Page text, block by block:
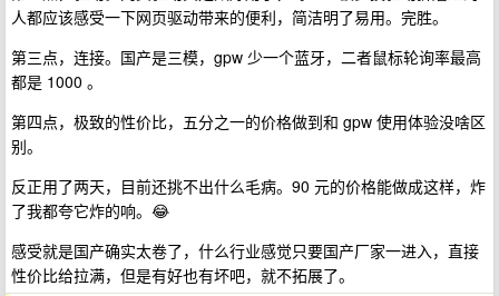
人都应该感受一下网页驱动带来的便利，简洁明了易用。完胜。
第三点，连接。国产是三模，gpw 少一个蓝牙，二者鼠标轮询率最高
都是 1000 。
第四点，极致的性价比，五分之一的价格做到和 gpw 使用体验没啥区
别。
反正用了两天，目前还挑不出什么毛病。90 元的价格能做成这样，炸
了我都夸它炸的响。😂
感受就是国产确实太卷了，什么行业感觉只要国产厂家一进入，直接
性价比给拉满，但是有好也有坏吧，就不拓展了。